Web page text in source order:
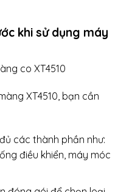
khi sử dụng máy
XT4510, bạn cần
các thành phần như:
điều khiển, máy móc